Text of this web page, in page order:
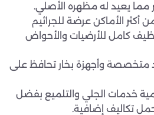
مما يعيد له مظهره الأصلي.
أكثر الأماكن عرضة للجراثيم
كامل للأرضيات والأحواض
متخصصة وأجهزة بخار تحافظ على
خدمات الجلي والتلميع بفضل
تكاليف إضافية.